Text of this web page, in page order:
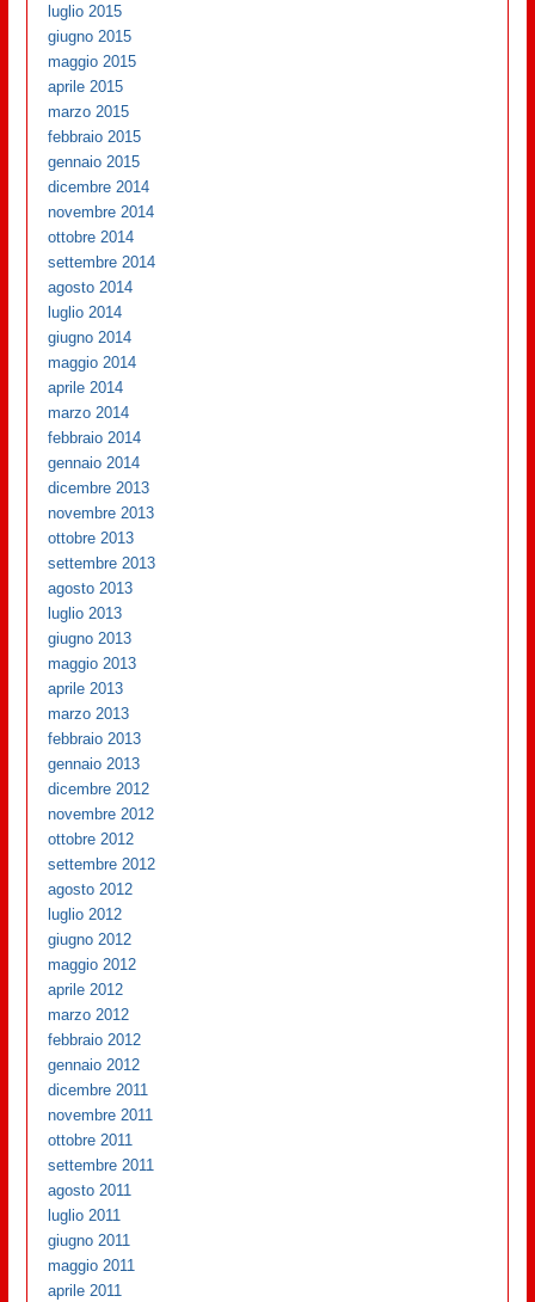
luglio 2015
giugno 2015
maggio 2015
aprile 2015
marzo 2015
febbraio 2015
gennaio 2015
dicembre 2014
novembre 2014
ottobre 2014
settembre 2014
agosto 2014
luglio 2014
giugno 2014
maggio 2014
aprile 2014
marzo 2014
febbraio 2014
gennaio 2014
dicembre 2013
novembre 2013
ottobre 2013
settembre 2013
agosto 2013
luglio 2013
giugno 2013
maggio 2013
aprile 2013
marzo 2013
febbraio 2013
gennaio 2013
dicembre 2012
novembre 2012
ottobre 2012
settembre 2012
agosto 2012
luglio 2012
giugno 2012
maggio 2012
aprile 2012
marzo 2012
febbraio 2012
gennaio 2012
dicembre 2011
novembre 2011
ottobre 2011
settembre 2011
agosto 2011
luglio 2011
giugno 2011
maggio 2011
aprile 2011